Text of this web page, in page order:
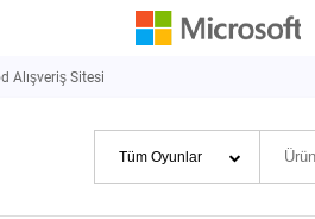
Alışveriş Sitesi